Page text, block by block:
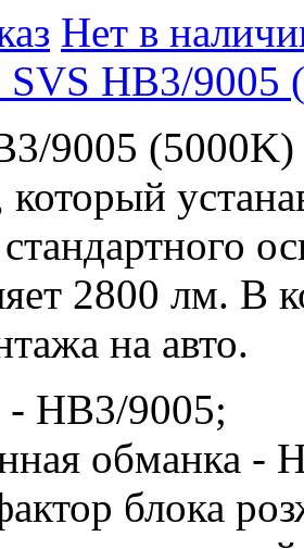
Нет в
SVS HB3/9005
9005
который
2800 лм. В
на авто.
- HB3/9005;
обманка -
блока